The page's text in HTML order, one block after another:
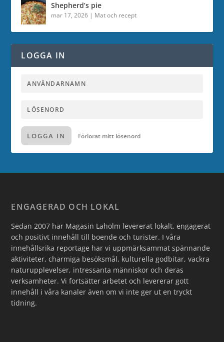
Shepherd’s pie
mar 17, 2026 | Mat och recept
LOGGA IN
LOGGA IN Förlorat mitt lösenord
ENGAGERAD OCH LOKAL
Sedan 2007 har Magasin Laholm levererat lokalt, engagerat
och positivt innehåll till boende och turister. I våra
innehållsrika reportage har vi uppmärksammat spännande
aktiviteter, charmiga besöksmål, kulturella godbitar, vackra
naturupplevelser, intressanta människor och deras
verksamheter. Vi fortsätter arbetet och levererar gott
innehåll i våra kanaler även om vi inte ger ut en tryckt
tidning.